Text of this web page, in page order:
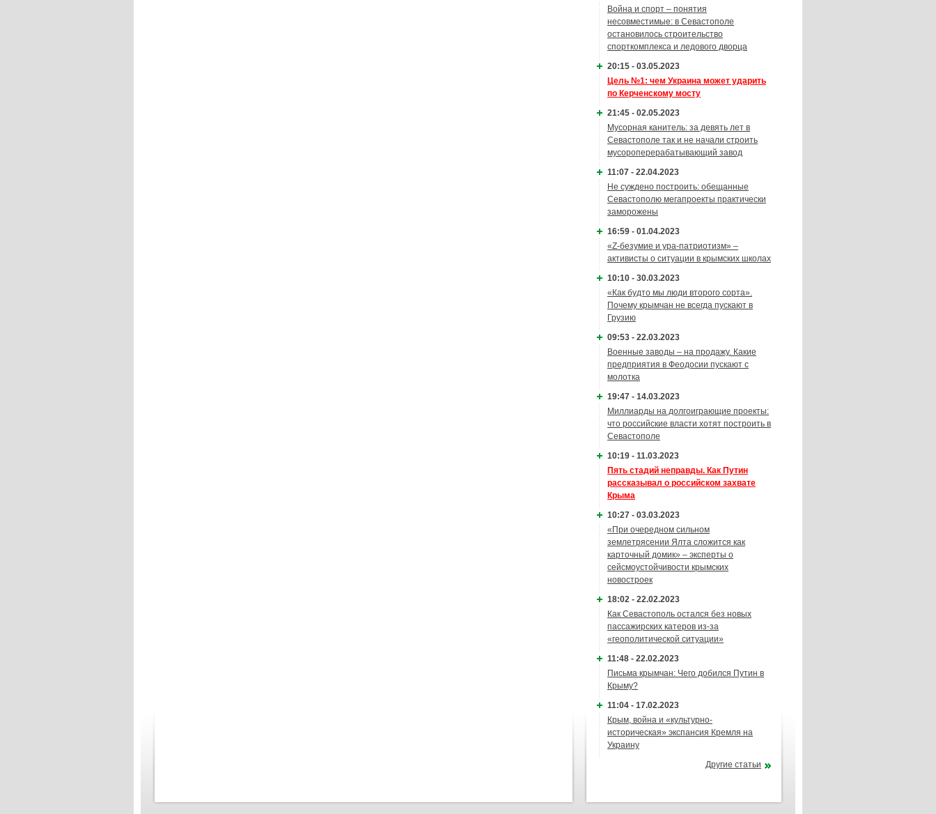
Война и спорт – понятия
несовместимые: в Севастополе
остановилось строительство
спорткомплекса и ледового дворца
20:15 - 03.05.2023
Цель №1: чем Украина может ударить
по Керченскому мосту
21:45 - 02.05.2023
Мусорная канитель: за девять лет в
Севастополе так и не начали строить
мусороперерабатывающий завод
11:07 - 22.04.2023
Не суждено построить: обещанные
Севастополю мегапроекты практически
заморожены
16:59 - 01.04.2023
«Z-безумие и ура-патриотизм» –
активисты о ситуации в крымских школах
10:10 - 30.03.2023
«Как будто мы люди второго сорта».
Почему крымчан не всегда пускают в
Грузию
09:53 - 22.03.2023
Военные заводы – на продажу. Какие
предприятия в Феодосии пускают с
молотка
19:47 - 14.03.2023
Миллиарды на долгоиграющие проекты:
что российские власти хотят построить в
Севастополе
10:19 - 11.03.2023
Пять стадий неправды. Как Путин
рассказывал о российском захвате
Крыма
10:27 - 03.03.2023
«При очередном сильном
землетрясении Ялта сложится как
карточный домик» – эксперты о
сейсмоустойчивости крымских
новостроек
18:02 - 22.02.2023
Как Севастополь остался без новых
пассажирских катеров из-за
«геополитической ситуации»
11:48 - 22.02.2023
Письма крымчан: Чего добился Путин в
Крыму?
11:04 - 17.02.2023
Крым, война и «культурно-
историческая» экспансия Кремля на
Украину
Другие статьи